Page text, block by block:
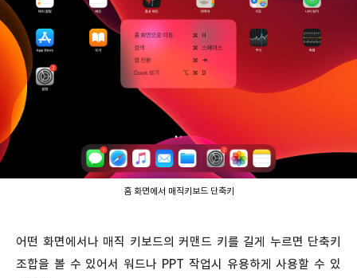
홈 화면에서 매직키보드 단축키
어떤 화면에서나 매직 키보드의 커맨드 키를 길게 누르면 단축키
조합을 볼 수 있어서 워드나 PPT 작업시 유용하게 사용할 수 있